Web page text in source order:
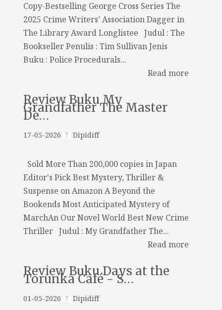
Copy-Bestselling George Cross Series The
2025 Crime Writers’ Association Dagger in
The Library Award Longlistee Judul : The
Bookseller Penulis : Tim Sullivan Jenis
Buku : Police Procedurals...
Read more
Review Buku My
Grandfather The Master
De…
17-05-2026 Dipidiff
Sold More Than 200,000 copies in Japan
Editor's Pick Best Mystery, Thriller &
Suspense on Amazon A Beyond the
Bookends Most Anticipated Mystery of
MarchAn Our Novel World Best New Crime
Thriller Judul : My Grandfather The...
Read more
Review Buku Days at the
Torunka Café - S…
01-05-2026 Dipidiff